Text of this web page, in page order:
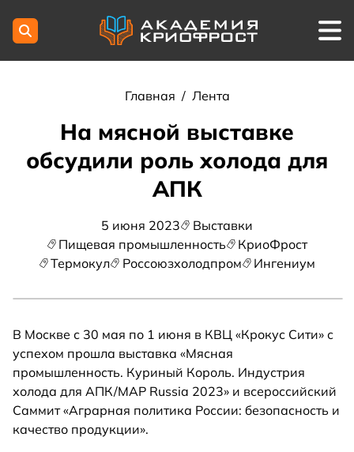
Главная / Лента
На мясной выставке
обсудили роль холода для
АПК
5 июня 2023
Выставки
Пищевая промышленность
КриоФрост
Термокул
Россоюзхолодпром Ингениум
В Москве с 30 мая по 1 июня в КВЦ «Крокус Сити» с
успехом прошла выставка «Мясная
промышленность. Куриный Король. Индустрия
холода для АПК/MAP Russia 2023» и всероссийский
Саммит «Аграрная политика России: безопасность и
качество продукции».